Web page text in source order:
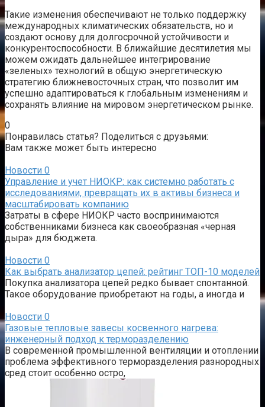
Такие изменения обеспечивают не только поддержку
международных климатических обязательств, но и
создают основу для долгосрочной устойчивости и
конкурентоспособности. В ближайшие десятилетия мы
можем ожидать дальнейшее интегрирование
«зеленых» технологий в общую энергетическую
стратегию ближневосточных стран, что позволит им
успешно адаптироваться к глобальным изменениям и
сохранять влияние на мировом энергетическом рынке.
0
Понравилась статья? Поделиться с друзьями:
Вам также может быть интересно
Новости 0
Управление и учет НИОКР: как системно работать с
исследованиями, превращать их в активы бизнеса и
масштабировать компанию
Затраты в сфере НИОКР часто воспринимаются
собственниками бизнеса как своеобразная «черная
дыра» для бюджета.
Новости 0
Как выбрать анализатор цепей: рейтинг ТОП-10 моделей
Покупка анализатора цепей редко бывает спонтанной.
Такое оборудование приобретают на годы, а иногда и
Новости 0
Газовые тепловые завесы косвенного нагрева:
инженерный подход к терморазделению
В современной промышленной вентиляции и отоплении
проблема эффективного терморазделения разнородных
сред стоит особенно остро,